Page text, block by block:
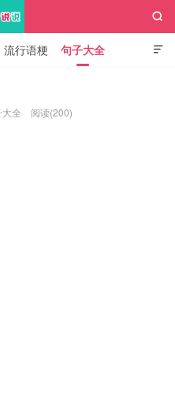

流行语梗 句子大全

全 阅读(200)